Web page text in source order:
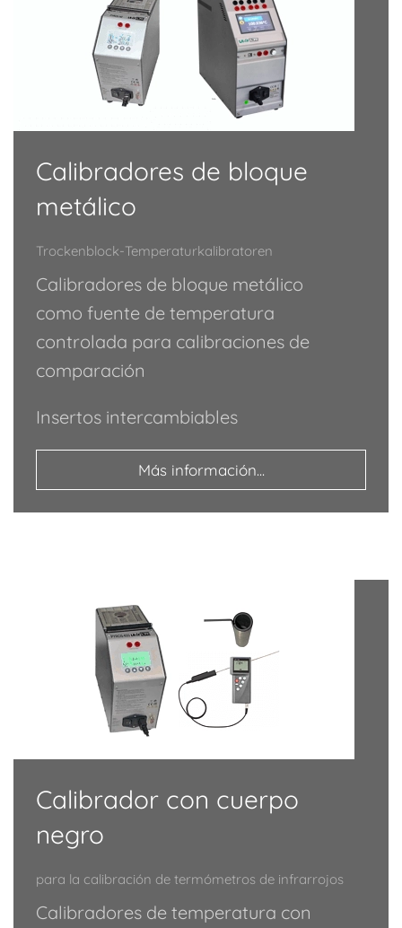
Calibradores de bloque
metálico
Trockenblock-Temperaturkalibratoren
Calibradores de bloque metálico
como fuente de temperatura
controlada para calibraciones de
comparación
Insertos intercambiables
Más información...
Calibrador con cuerpo
negro
para la calibración de termómetros de infrarrojos
Calibradores de temperatura con